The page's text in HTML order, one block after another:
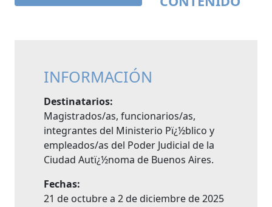
INFORMACIÓN
Destinatarios:
Magistrados/as, funcionarios/as,
integrantes del Ministerio Pï¿½blico y
empleados/as del Poder Judicial de la
Ciudad Autï¿½noma de Buenos Aires.
Fechas:
21 de octubre a 2 de diciembre de 2025